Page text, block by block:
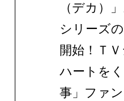
（デカ）
シリーズ
開始！Ｔ
ハートを
事」ファ